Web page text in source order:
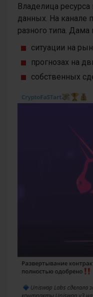
Владелица
данных. На канале
разного типа. Дама
ситуации на
прогнозах на
собственных